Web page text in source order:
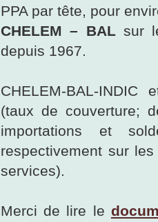
PPA par tête, pour
CHELEM – BALsur
depuis 1967.
CHELEM-BAL-INDIC
(taux de couverture;
importations et
respectivement sur
services).
Merci de lire le